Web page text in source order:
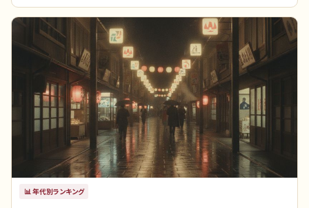
📊年代別ランキング